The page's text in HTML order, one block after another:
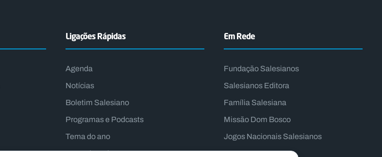
Ligações Rápidas
Agenda
Notícias
Boletim Salesiano
Programas e Podcasts
Tema do ano
Lema do Reitor-Mor
Em Rede
Fundação Salesianos
Salesianos Editora
Família Salesiana
Missão Dom Bosco
Jogos Nacionais Salesianos